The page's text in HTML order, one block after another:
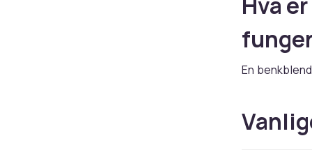
En
beholder
fri plast, og
mikse